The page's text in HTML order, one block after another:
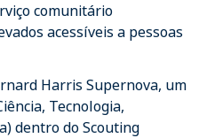
comunitário
acessíveis a pessoas
Harris Supernova, um
Tecnologia,
dentro do Scouting